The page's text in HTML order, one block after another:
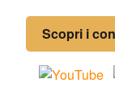
Scopri i